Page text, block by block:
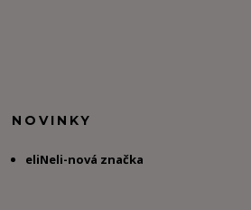
NOVINKY
eliNeli-nová značka